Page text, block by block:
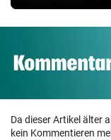
Da dieser Artikel älter
kein Kommentieren